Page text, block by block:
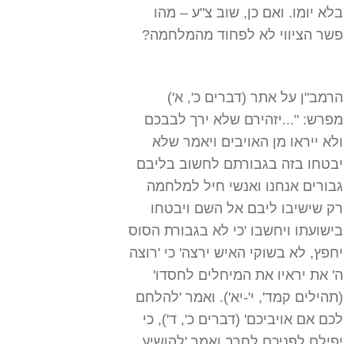
בלא יומו. ואם כן, שוב צ"ע – מהו
פשר הציווי לא לפחוד מהמלחמה?
הרמב"ן על אתר (דברים כ', א')
מפרש: "...יזהירם שלא ירך לבבכם
ולא ייראו מן האויבים ויאמר שלא
יבטחו בזה בגבורתם לחשוב בליבם
גבורים אנחנו ואנשי חיל למלחמה
רק שישיבו ליבם אל השם ויבטחו
בישועתו ויחשבו 'כי לא בגבורת הסוס
יחפץ, לא בשוקי האיש ירצה' כי 'רוצה
ה' את יראיו את המיחלים לחסדו'
(תהילים קמד', י'-יא'). ואמר 'להלחם
לכם אם אויביכם' (דברים כ', ד'), כי